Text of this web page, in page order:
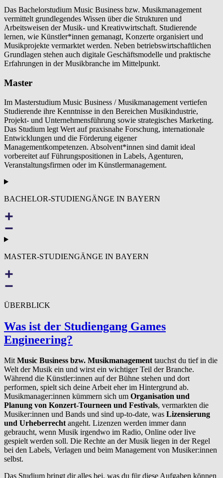
Das Bachelorstudium Music Business bzw. Musikmanagement
vermittelt grundlegendes Wissen über die Strukturen und
Arbeitsweisen der Musik- und Kreativwirtschaft. Studierende
lernen, wie Künstler*innen gemanagt, Konzerte organisiert und
Musikprojekte vermarktet werden. Neben betriebswirtschaftlichen
Grundlagen stehen auch digitale Geschäftsmodelle und praktische
Erfahrungen in der Musikbranche im Mittelpunkt.
Master
Im Masterstudium Music Business / Musikmanagement vertiefen
Studierende ihre Kenntnisse in den Bereichen Musikindustrie,
Projekt- und Unternehmensführung sowie strategisches Marketing.
Das Studium legt Wert auf praxisnahe Forschung, internationale
Entwicklungen und die Förderung eigener
Managementkompetenzen. Absolvent*innen sind damit ideal
vorbereitet auf Führungspositionen in Labels, Agenturen,
Veranstaltungsfirmen oder im Künstlermanagement.
BACHELOR-STUDIENGÄNGE IN BAYERN
MASTER-STUDIENGÄNGE IN BAYERN
ÜBERBLICK
Was ist der Studiengang Games
Engineering?
MitMusic Business bzw. Musikmanagementtauchst du tief in die
Welt der Musik ein und wirst ein wichtiger Teil der Branche.
Während die Künstler:innen auf der Bühne stehen und dort
performen, spielt sich deine Arbeit eher im Hintergrund ab.
Musikmanager:innen kümmern sich um Organisation und
Planung von Konzert-Tourneen und Festivals, vermarkten die
Musiker:innen und Bands und sind up-to-date, was Lizensierung
und Urheberrechtangeht. Lizenzen werden immer dann
gebraucht, wenn Musik irgendwo im Radio, Online oder live
gespielt werden soll. Die Rechte an der Musik liegen in der Regel
bei den Labels, Verlagen und beim Management von Musiker:innen
selbst.
Das Studium bringt dir alles bei, was du für diese Aufgaben können